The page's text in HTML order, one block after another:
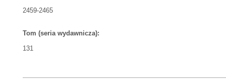
2459-2465
Tom (seria wydawnicza):
131